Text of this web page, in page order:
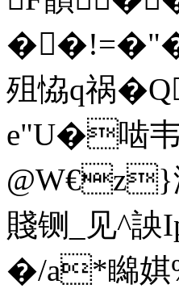
��!=�"�
殂恊q祸�
e"U�啮韦
@W€z}
賤铡_见^
�/a*矊娸